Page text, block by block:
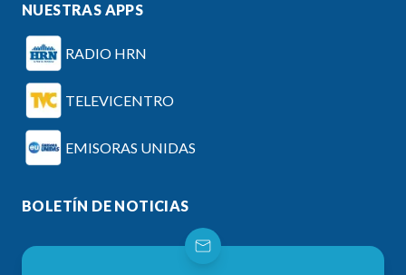
NUESTRAS APPS
RADIO HRN
TELEVICENTRO
EMISORAS UNIDAS
BOLETÍN DE NOTICIAS